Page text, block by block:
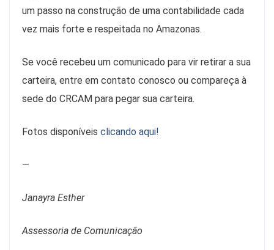
um passo na construção de uma contabilidade cada
vez mais forte e respeitada no Amazonas.
Se você recebeu um comunicado para vir retirar a sua
carteira, entre em contato conosco ou compareça à
sede do CRCAM para pegar sua carteira.
Fotos disponíveis clicando aqui!
—
Janayra Esther
Assessoria de Comunicação